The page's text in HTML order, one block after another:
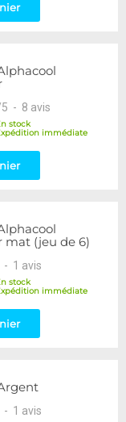
5 - 8 avis
stock
immédiate
mat (jeu de 6)
- 1 avis
stock
immédiate
- 1 avis